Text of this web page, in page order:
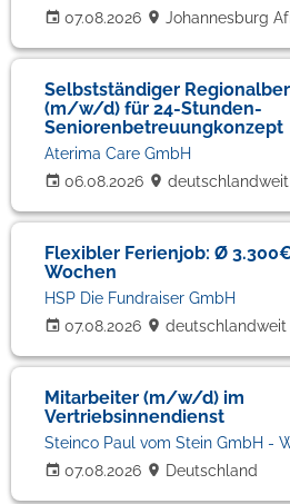
07.08.2026
Johannesburg
Selbstständiger
(m/w/d) für 24-Stunden-
Seniorenbetreuungkonzept
06.08.2026
Aterima Care GmbH
deutschlandweit
Flexibler Ferienjob: Ø
Wochen
07.08.2026
HSP Die Fundraiser GmbH
deutschlandweit
Mitarbeiter (m/w/d) im
Vertriebsinnendienst
07.08.2026
Steinco Paul vom Stein GmbH -
Deutschland